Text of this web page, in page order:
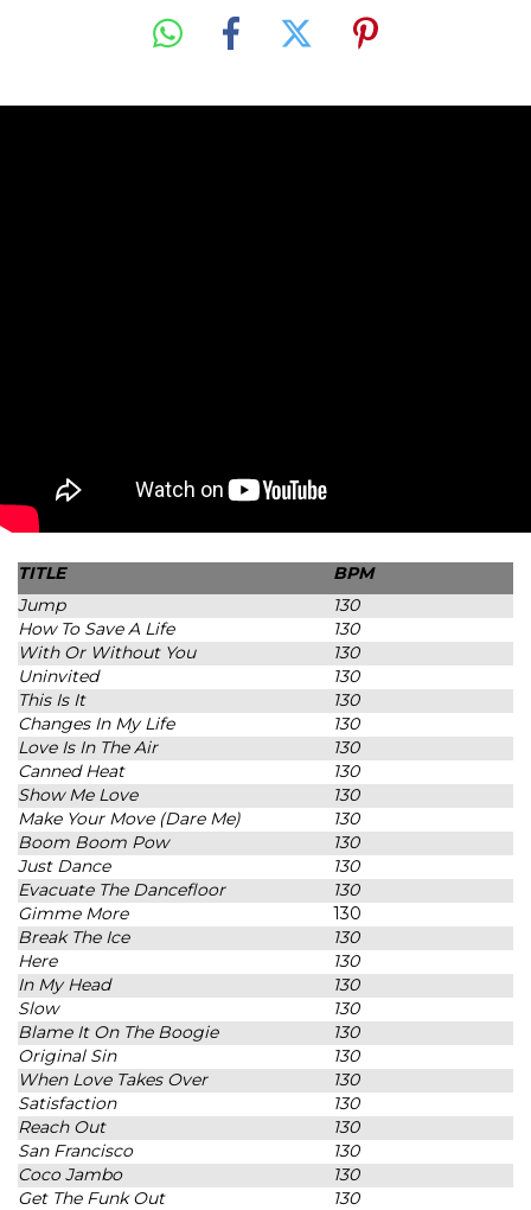
TITLE
BPM
Jump
130
How To Save A Life
130
With Or Without You
130
Uninvited
130
This Is It
130
Changes In My Life
130
Love Is In The Air
130
Canned Heat
130
Show Me Love
130
Make Your Move (Dare Me)
130
Boom Boom Pow
130
Just Dance
130
Evacuate The Dancefloor
130
Gimme More
130
Break The Ice
130
Here
130
In My Head
130
Slow
130
Blame It On The Boogie
130
Original Sin
130
When Love Takes Over
130
Satisfaction
130
Reach Out
130
San Francisco
130
Coco Jambo
130
Get The Funk Out
130